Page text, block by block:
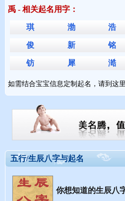
禹 - 相关起名用字：
琪 渤 浩
俊 新 铭
钫 犀 澔
如需结合宝宝信息定制起名，请到这里
五行/生辰八字与起名
你想知道的生辰八